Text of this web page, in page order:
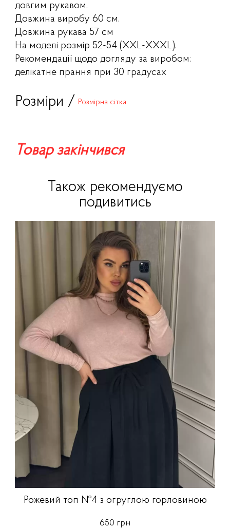
довгим рукавом.
Довжина виробу 60 см.
Довжина рукава 57 см
На моделі розмір 52-54 (XXL-XXXL).
Рекомендації щодо догляду за виробом:
делікатне прання при 30 градусах
Розміри / Розмірна сітка
Товар закінчився
Також рекомендуємо
подивитись
Рожевий топ №4 з огруглою горловиною
650 грн